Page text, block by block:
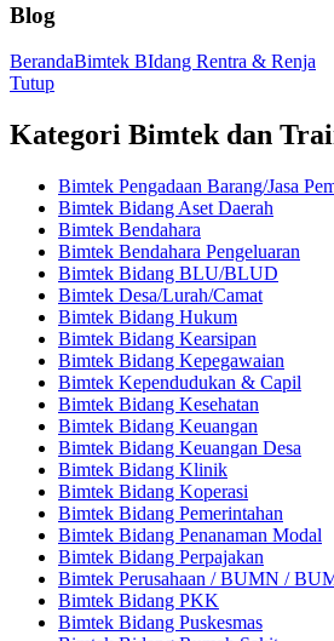
Blog
BerandaBimtek BIdang Rentra & Renja
Tutup
Kategori Bimtek dan
Bimtek Pengadaan Barang/Jasa
Bimtek Bidang Aset Daerah
Bimtek Bendahara
Bimtek Bendahara Pengeluaran
Bimtek Bidang BLU/BLUD
Bimtek Desa/Lurah/Camat
Bimtek Bidang Hukum
Bimtek Bidang Kearsipan
Bimtek Bidang Kepegawaian
Bimtek Kependudukan & Capil
Bimtek Bidang Kesehatan
Bimtek Bidang Keuangan
Bimtek Bidang Keuangan Desa
Bimtek Bidang Klinik
Bimtek Bidang Koperasi
Bimtek Bidang Pemerintahan
Bimtek Bidang Penanaman Modal
Bimtek Bidang Perpajakan
Bimtek Perusahaan / BUMN /
Bimtek Bidang PKK
Bimtek Bidang Puskesmas